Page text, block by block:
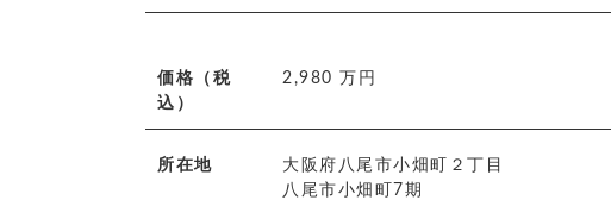
価格（税
込）
2,980 万円
所在地
大阪府八尾市小畑町２丁目
八尾市小畑町7期